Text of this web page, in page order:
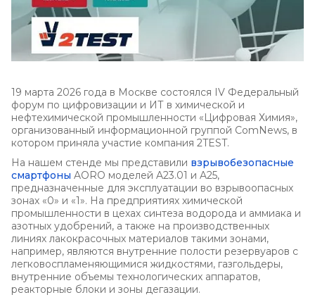
19 марта 2026 года в Москве состоялся IV Федеральный
форум по цифровизации и ИТ в химической и
нефтехимической промышленности «Цифровая Химия»,
организованный информационной группой ComNews, в
котором приняла участие компания 2TEST.
На нашем стенде мы представили взрывобезопасные
смартфоны AORO моделей A23.01 и A25,
предназначенные для эксплуатации во взрывоопасных
зонах «0» и «1». На предприятиях химической
промышленности в цехах синтеза водорода и аммиака и
азотных удобрений, а также на производственных
линиях лакокрасочных материалов такими зонами,
например, являются внутренние полости резервуаров с
легковоспламеняющимися жидкостями, газгольдеры,
внутренние объемы технологических аппаратов,
реакторные блоки и зоны дегазации.